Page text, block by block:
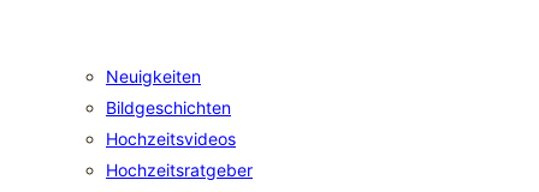
Neuigkeiten
Bildgeschichten
Hochzeitsvideos
Hochzeitsratgeber